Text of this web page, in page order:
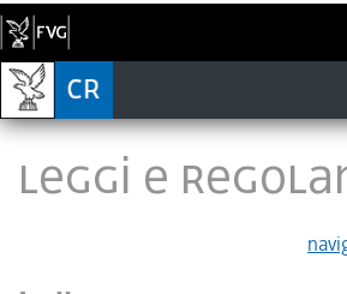
LEGGI E